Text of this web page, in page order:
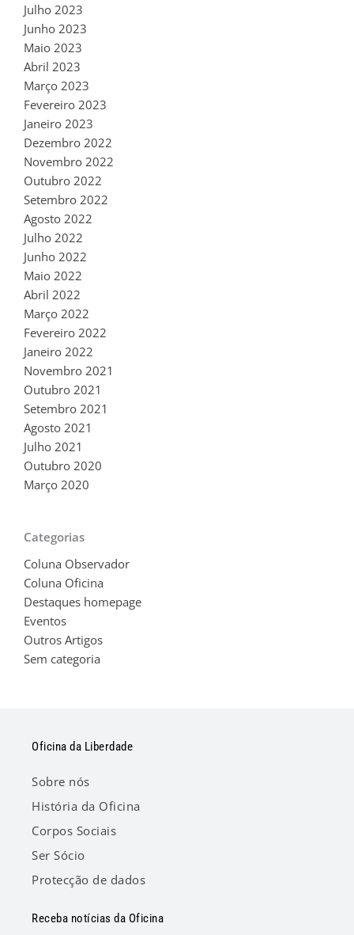
Julho 2023
Junho 2023
Maio 2023
Abril 2023
Março 2023
Fevereiro 2023
Janeiro 2023
Dezembro 2022
Novembro 2022
Outubro 2022
Setembro 2022
Agosto 2022
Julho 2022
Junho 2022
Maio 2022
Abril 2022
Março 2022
Fevereiro 2022
Janeiro 2022
Novembro 2021
Outubro 2021
Setembro 2021
Agosto 2021
Julho 2021
Outubro 2020
Março 2020
Categorias
Coluna Observador
Coluna Oficina
Destaques homepage
Eventos
Outros Artigos
Sem categoria
Oficina da Liberdade
Sobre nós
História da Oficina
Corpos Sociais
Ser Sócio
Protecção de dados
Receba notícias da Oficina